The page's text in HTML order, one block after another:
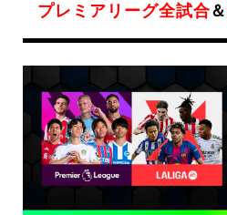
プレミアリーグ全試合＆